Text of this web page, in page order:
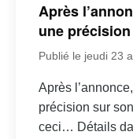
Après
une
Publié le jeudi 23
Après
précision sur
ceci… Détails